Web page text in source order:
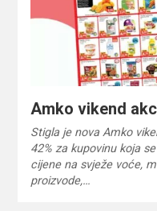
Amko vikend
Stigla je nova Amko
42% za kupovinu koja
cijene na svježe voće,
proizvode,…